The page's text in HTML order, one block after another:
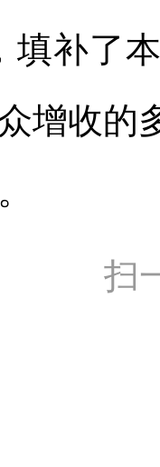
填补了
增收的
扫